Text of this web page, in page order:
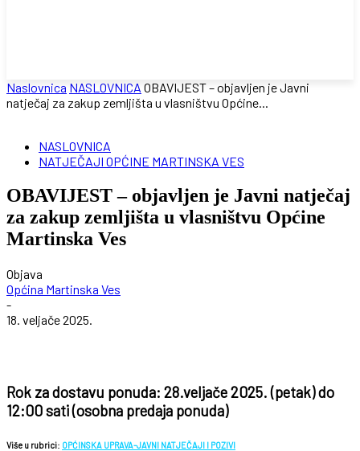
Naslovnica NASLOVNICA OBAVIJEST – objavljen je Javni
natječaj za zakup zemljišta u vlasništvu Općine...
NASLOVNICA
NATJEČAJI OPĆINE MARTINSKA VES
OBAVIJEST – objavljen je Javni natječaj
za zakup zemljišta u vlasništvu Općine
Martinska Ves
Objava
Općina Martinska Ves
-
18. veljače 2025.
Rok za dostavu ponuda: 28.veljače 2025. (petak) do
12:00 sati (osobna predaja ponuda)
Više u rubrici: OPĆINSKA UPRAVA-JAVNI NATJEČAJI I POZIVI